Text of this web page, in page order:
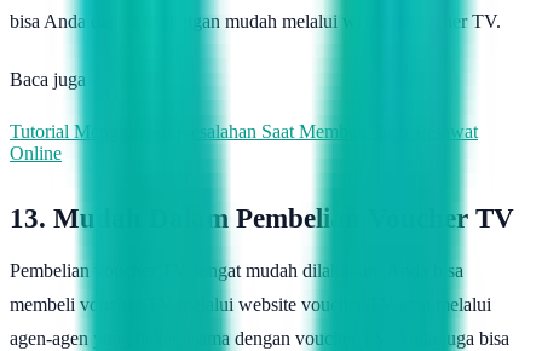
bisa Anda dapatkan dengan mudah melalui website voucher TV.
Baca juga
Tutorial Menghindari Kesalahan Saat Membeli Tiket Pesawat
Online
13. Mudah Dalam Pembelian Voucher TV
Pembelian voucher TV sangat mudah dilakukan. Anda bisa
membeli voucher TV melalui website voucher TV atau melalui
agen-agen yang bekerjasama dengan voucher TV. Anda juga bisa